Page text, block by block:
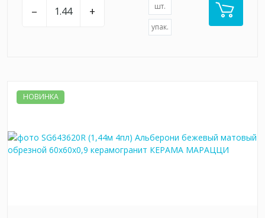
– + шт.
упак.
НОВИНКА